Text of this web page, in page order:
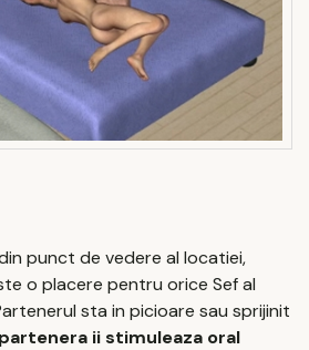
punct de vedere al locatiei,
o placere pentru orice Sef al
sta in picioare sau sprijinit
partenera ii stimuleaza oral